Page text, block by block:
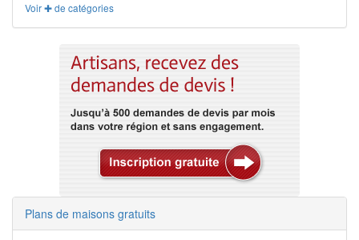
Voir ✚ de catégories
Plans de maisons gratuits